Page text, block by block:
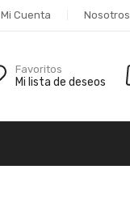
Mi Cuenta Nosotros
Favoritos
Mi lista de deseos